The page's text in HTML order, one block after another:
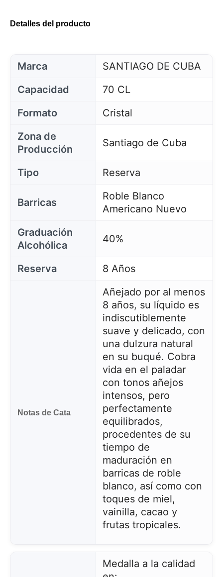
Detalles del producto
Marca
SANTIAGO DE CUBA
Capacidad
70 CL
Formato
Cristal
Zona de
Producción
Santiago de Cuba
Tipo Reserva
Barricas
Roble Blanco
Americano Nuevo
Graduación
Alcohólica
40%
Reserva 8 Años
Notas de Cata
Añejado por al menos
8 años, su líquido es
indiscutiblemente
suave y delicado, con
una dulzura natural
en su buqué. Cobra
vida en el paladar
con tonos añejos
intensos, pero
perfectamente
equilibrados,
procedentes de su
tiempo de
maduración en
barricas de roble
blanco, así como con
toques de miel,
vainilla, cacao y
frutas tropicales.
Medalla a la calidad